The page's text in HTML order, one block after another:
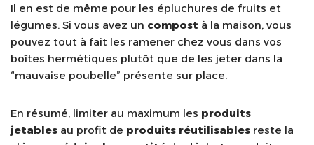
Il en est de même pour les épluchures de fruits et
légumes. Si vous avez un compost à la maison, vous
pouvez tout à fait les ramener chez vous dans vos
boîtes hermétiques plutôt que de les jeter dans la
“mauvaise poubelle” présente sur place.
En résumé, limiter au maximum les produits
jetables au profit de produits réutilisables reste la